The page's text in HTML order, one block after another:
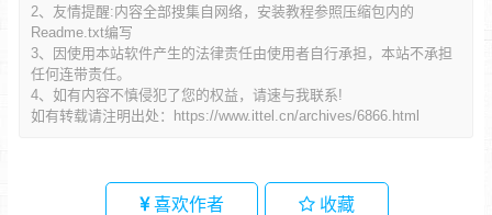
2、友情提醒:内容全部搜集自网络，安装教程参照压缩包内的
Readme.txt编写
3、因使用本站软件产生的法律责任由使用者自行承担，本站不承担
任何连带责任。
4、如有内容不慎侵犯了您的权益，请速与我联系!
如有转载请注明出处： https://www.ittel.cn/archives/6866.html
喜欢作者 收藏